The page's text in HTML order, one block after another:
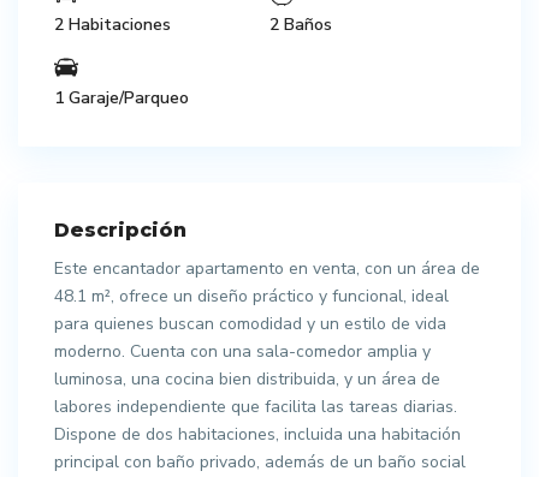
2 Habitaciones 2 Baños
1 Garaje/Parqueo
Descripción
Este encantador apartamento en venta, con un área de
48.1 m², ofrece un diseño práctico y funcional, ideal
para quienes buscan comodidad y un estilo de vida
moderno. Cuenta con una sala-comedor amplia y
luminosa, una cocina bien distribuida, y un área de
labores independiente que facilita las tareas diarias.
Dispone de dos habitaciones, incluida una habitación
principal con baño privado, además de un baño social